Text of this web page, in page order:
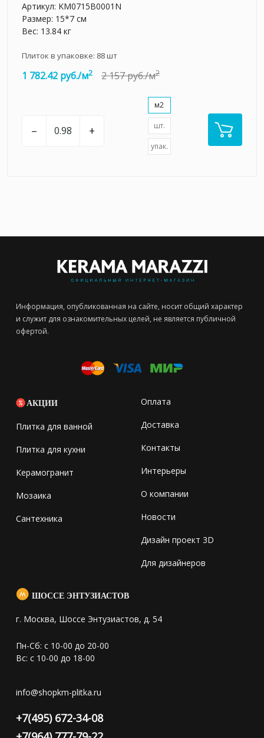
Артикул: KM0715B0001N
Размер: 15*7 см
Вес: 13.84 кг
Плиток в упаковке: 88шт
1 782.42 руб./м2 2 157 руб./м2
– +
м2
шт.
упак.
Информация, опубликованная на сайте, носит общий характер
и служит для ознакомительных целей, не является публичной
офертой.
АКЦИИ
Плитка для ванной
Плитка для кухни
Керамогранит
Мозаика
Сантехника
Оплата
Доставка
Контакты
Интерьеры
О компании
Новости
Дизайн проект 3D
Для дизайнеров
ШОССЕ ЭНТУЗИАСТОВ
г. Москва, Шоссе Энтузиастов, д. 54
Пн-Сб: с 10-00 до 20-00
Вс: с 10-00 до 18-00
info@shopkm-plitka.ru
+7(495) 672-34-08